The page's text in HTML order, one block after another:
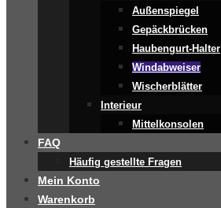
Außenspiegel
Gepäckbrücken
Haubengurt-Halter
Windabweiser
Wischerblätter
Interieur
Mittelkonsolen
FAQ
Häufig gestellte Fragen
Mein Konto
Warenkorb